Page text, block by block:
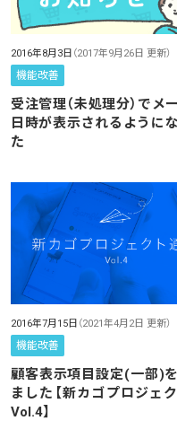
2016年8月3日 （2017年9月26日 更新）
機能改善
受注管理（未処理分）でメ
日時が表示されるように
た
2016年7月15日 （2021年4月2日 更新）
機能改善
顧客表示項目設定(一部)
ました【新カゴプロジェ
Vol.4】